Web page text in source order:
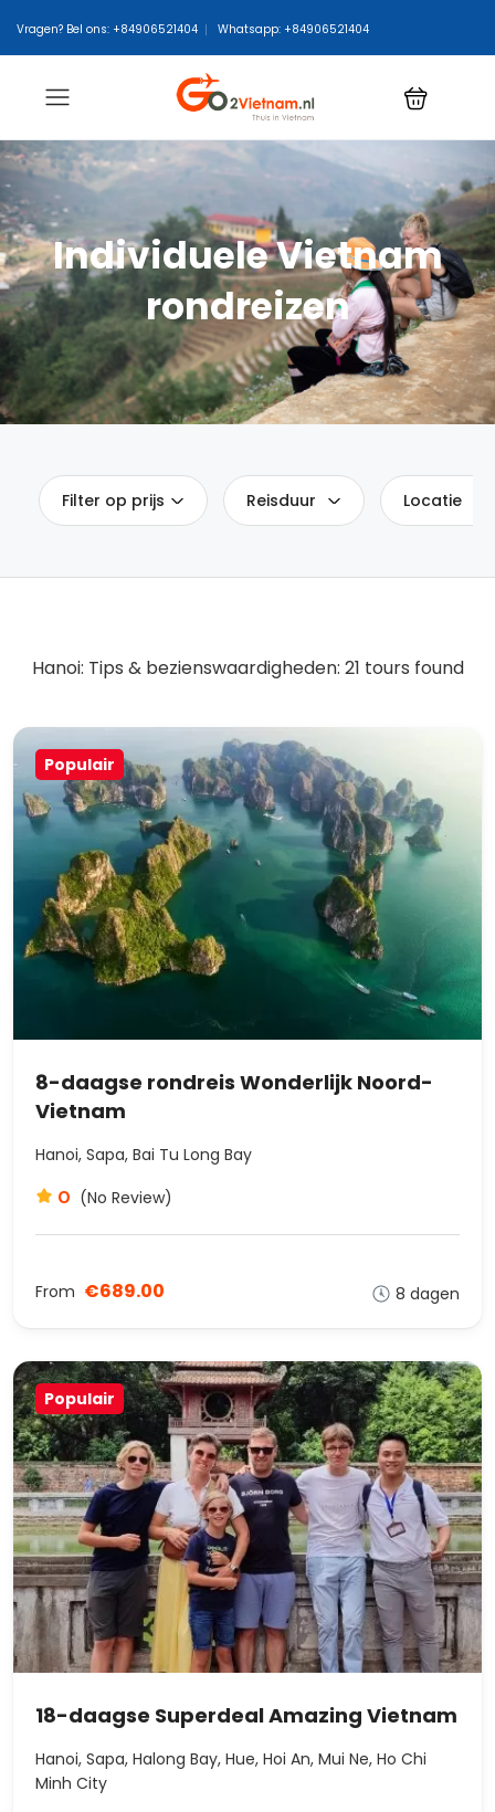
Vragen? Bel ons: +84906521404 Whatsapp: +84906521404
Individuele Vietnam
rondreizen
Filter op prijs Reisduur Locatie
Hanoi: Tips & bezienswaardigheden: 21 tours found
Populair
8-daagse rondreis Wonderlijk Noord-
Vietnam
Hanoi, Sapa, Bai Tu Long Bay
0 (No Review)
From €689.00 8 dagen
Populair
18-daagse Superdeal Amazing Vietnam
Hanoi, Sapa, Halong Bay, Hue, Hoi An, Mui Ne, Ho Chi
Minh City